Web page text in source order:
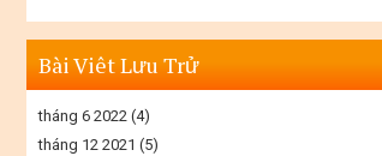
Bài Viêt Lưu Trử
tháng 6 2022 (4)
tháng 12 2021 (5)